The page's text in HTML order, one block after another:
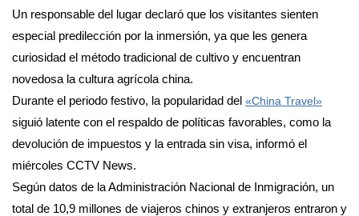
Un responsable del lugar declaró que los visitantes sienten
especial predilección por la inmersión, ya que les genera
curiosidad el método tradicional de cultivo y encuentran
novedosa la cultura agrícola china.
Durante el periodo festivo, la popularidad del «China Travel»
siguió latente con el respaldo de políticas favorables, como la
devolución de impuestos y la entrada sin visa, informó el
miércoles CCTV News.
Según datos de la Administración Nacional de Inmigración, un
total de 10,9 millones de viajeros chinos y extranjeros entraron y